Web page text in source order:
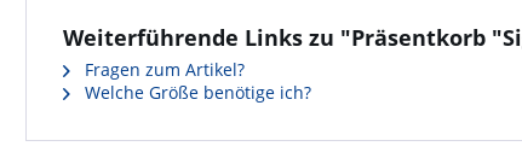
Weiterführende Links zu "Präsentkorb
Fragen zum Artikel?
Welche Größe benötige ich?